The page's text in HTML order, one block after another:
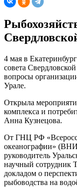
4 мая в
совета
вопросы
Урале.
Открыла
комплекса и
Анна Кузнецова.
От ГНЦ РФ
океанографии»
руководитель
научный сотрудник
докладом о
рыбоводства на